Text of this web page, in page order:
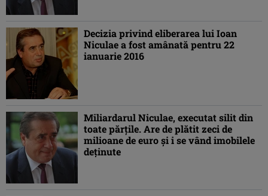
Decizia privind eliberarea lui Ioan
Niculae a fost amânată pentru 22
ianuarie 2016
Miliardarul Niculae, executat silit din
toate părţile. Are de plătit zeci de
milioane de euro şi i se vând imobilele
deţinute